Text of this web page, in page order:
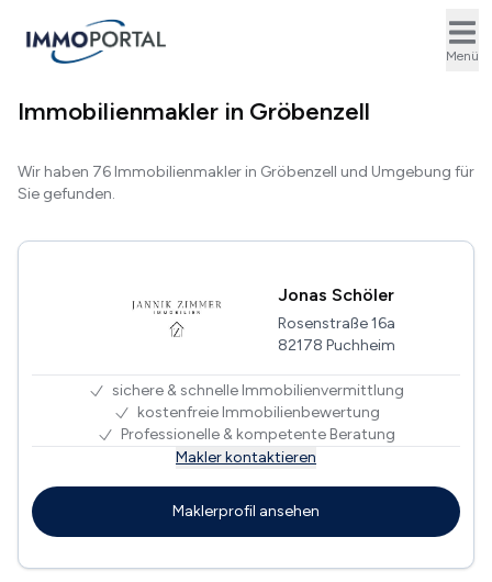
Menü
Immobilienmakler in Gröbenzell
Wir haben 76 Immobilienmakler in Gröbenzell und Umgebung für
Sie gefunden.
Jonas Schöler
Rosenstraße 16a
82178 Puchheim
sichere & schnelle Immobilienvermittlung
kostenfreie Immobilienbewertung
Professionelle & kompetente Beratung
Makler kontaktieren
Maklerprofil ansehen